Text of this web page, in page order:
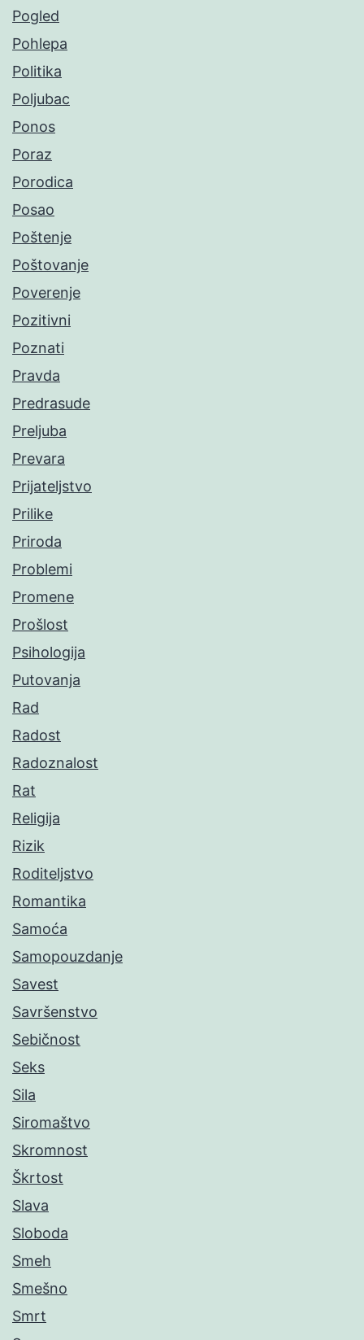
Pogled
Pohlepa
Politika
Poljubac
Ponos
Poraz
Porodica
Posao
Poštenje
Poštovanje
Poverenje
Pozitivni
Poznati
Pravda
Predrasude
Preljuba
Prevara
Prijateljstvo
Prilike
Priroda
Problemi
Promene
Prošlost
Psihologija
Putovanja
Rad
Radost
Radoznalost
Rat
Religija
Rizik
Roditeljstvo
Romantika
Samoća
Samopouzdanje
Savest
Savršenstvo
Sebičnost
Seks
Sila
Siromaštvo
Skromnost
Škrtost
Slava
Sloboda
Smeh
Smešno
Smrt